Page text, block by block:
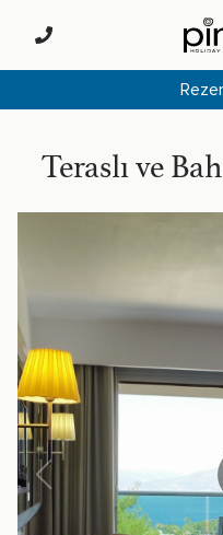
Teraslı ve